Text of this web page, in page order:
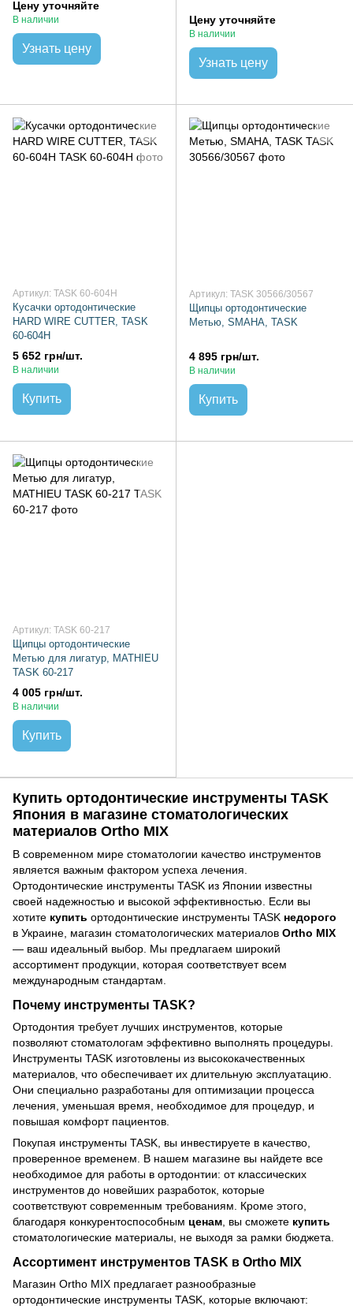
Цену уточняйте
В наличии
Узнать цену
Цену уточняйте
В наличии
Узнать цену
Артикул: TASK 60-604H
Кусачки ортодонтические
HARD WIRE CUTTER, TASK
60-604H
5 652 грн/шт.
В наличии
Купить
Артикул: TASK 30566/30567
Щипцы ортодонтические
Метью, SMAHA, TASK
4 895 грн/шт.
В наличии
Купить
Артикул: TASK 60-217
Щипцы ортодонтические
Метью для лигатур, MATHIEU
TASK 60-217
4 005 грн/шт.
В наличии
Купить
Купить ортодонтические инструменты TASK
Япония в магазине стоматологических
материалов Ortho MIX
В современном мире стоматологии качество инструментов
является важным фактором успеха лечения.
Ортодонтические инструменты TASK из Японии известны
своей надежностью и высокой эффективностью. Если вы
хотите купить ортодонтические инструменты TASK недорого
в Украине, магазин стоматологических материалов Ortho MIX
— ваш идеальный выбор. Мы предлагаем широкий
ассортимент продукции, которая соответствует всем
международным стандартам.
Почему инструменты TASK?
Ортодонтия требует лучших инструментов, которые
позволяют стоматологам эффективно выполнять процедуры.
Инструменты TASK изготовлены из высококачественных
материалов, что обеспечивает их длительную эксплуатацию.
Они специально разработаны для оптимизации процесса
лечения, уменьшая время, необходимое для процедур, и
повышая комфорт пациентов.
Покупая инструменты TASK, вы инвестируете в качество,
проверенное временем. В нашем магазине вы найдете все
необходимое для работы в ортодонтии: от классических
инструментов до новейших разработок, которые
соответствуют современным требованиям. Кроме этого,
благодаря конкурентоспособным ценам , вы сможете купить
стоматологические материалы, не выходя за рамки бюджета.
Ассортимент инструментов TASK в Ortho MIX
Магазин Ortho MIX предлагает разнообразные
ортодонтические инструменты TASK, которые включают: